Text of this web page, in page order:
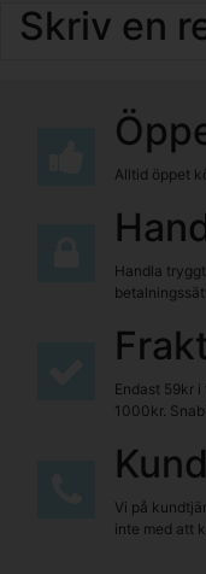
Skriv en
Alltid öppet
Handla
Endast 59kr
1000kr.
Vi på
inte med att